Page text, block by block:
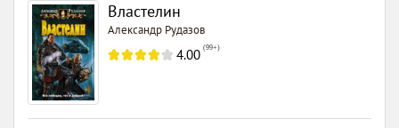
Властелин
Александр Рудазов
4.00 (99+)